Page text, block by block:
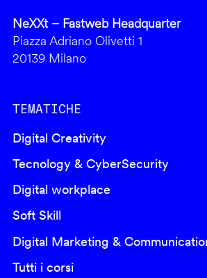
NeXXt – Fastweb Headquarter
Piazza Adriano Olivetti 1
20139 Milano
TEMATICHE
Digital Creativity
Tecnology & CyberSecurity
Digital workplace
Soft Skill
Digital Marketing &
Tutti i corsi